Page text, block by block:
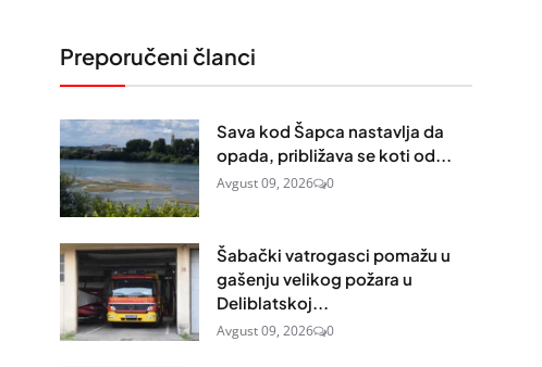
Preporučeni članci
Sava kod Šapca nastavlja da
opada, približava se koti od...
Avgust 09, 2026 0
Šabački vatrogasci pomažu u
gašenju velikog požara u
Deliblatskoj...
Avgust 09, 2026 0